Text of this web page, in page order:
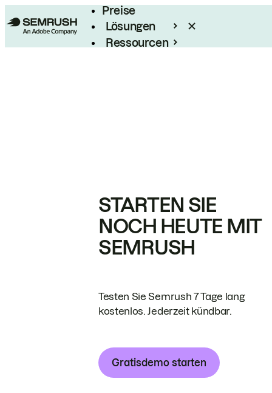
Preise
Lösungen
Ressourcen
STARTEN SIE
NOCH HEUTE MIT
SEMRUSH
Testen Sie Semrush 7 Tage lang
kostenlos. Jederzeit kündbar.
Gratisdemo starten